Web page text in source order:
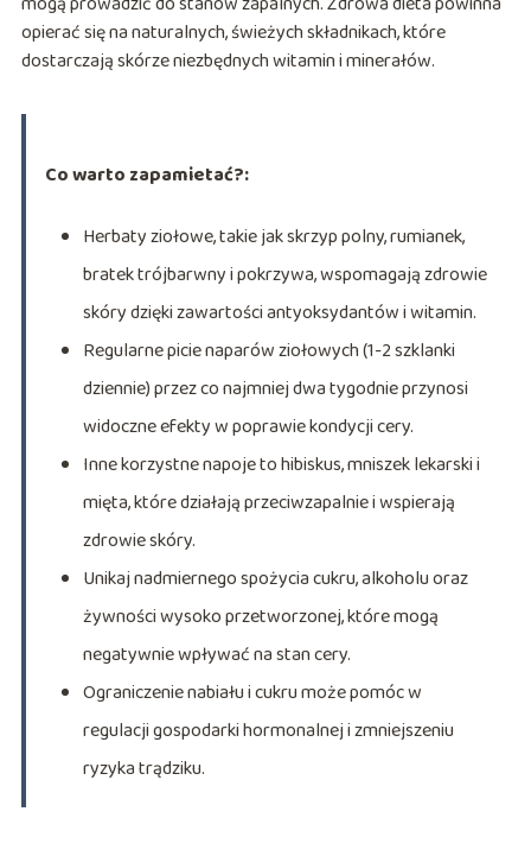
opierać się na naturalnych, świeżych składnikach, które
dostarczają skórze niezbędnych witamin i minerałów.
Co warto zapamietać?:
Herbaty ziołowe, takie jak skrzyp polny, rumianek,
bratek trójbarwny i pokrzywa, wspomagają zdrowie
skóry dzięki zawartości antyoksydantów i witamin.
Regularne picie naparów ziołowych (1-2 szklanki
dziennie) przez co najmniej dwa tygodnie przynosi
widoczne efekty w poprawie kondycji cery.
Inne korzystne napoje to hibiskus, mniszek lekarski i
mięta, które działają przeciwzapalnie i wspierają
zdrowie skóry.
Unikaj nadmiernego spożycia cukru, alkoholu oraz
żywności wysoko przetworzonej, które mogą
negatywnie wpływać na stan cery.
Ograniczenie nabiału i cukru może pomóc w
regulacji gospodarki hormonalnej i zmniejszeniu
ryzyka trądziku.